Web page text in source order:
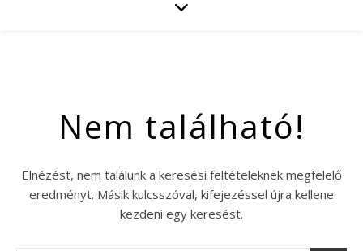
Nem található!
Elnézést, nem találunk a keresési feltételeknek megfelelő
eredményt. Másik kulcsszóval, kifejezéssel újra kellene
kezdeni egy keresést.